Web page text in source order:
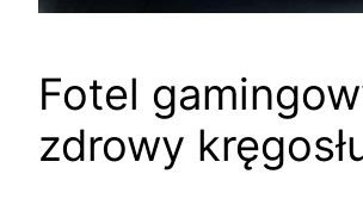
Fotel
zdrowy